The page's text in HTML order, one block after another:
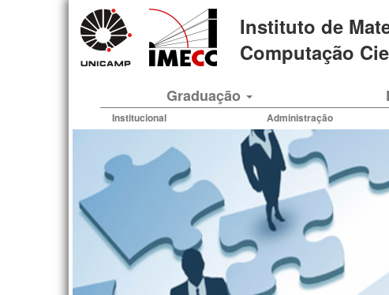
Instituto de
Computação
Graduação
Institucional Administração